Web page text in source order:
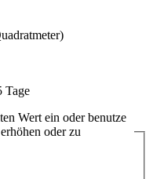
Tage
Wert ein oder benutze
oder zu